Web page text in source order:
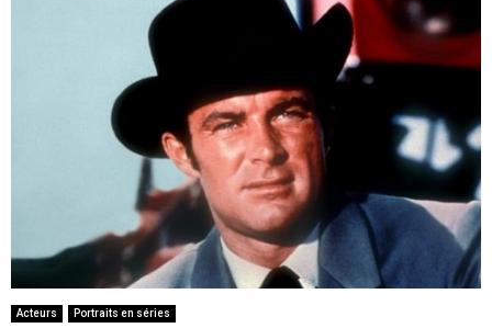
Acteurs Portraits en séries